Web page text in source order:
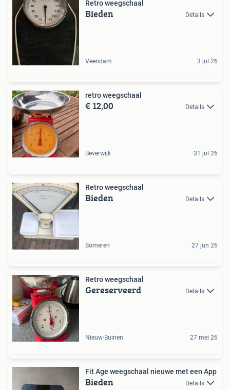
Retro weegschaal
Bieden Details
Veendam 3 jul 26
retro weegschaal
€ 12,00 Details
Beverwijk 31 jul 26
Retro weegschaal
Bieden Details
Someren 27 jun 26
Retro weegschaal
Gereserveerd Details
Nieuw-Buinen 27 mei 26
Fit Age weegschaal nieuwe met een App
Bieden Details